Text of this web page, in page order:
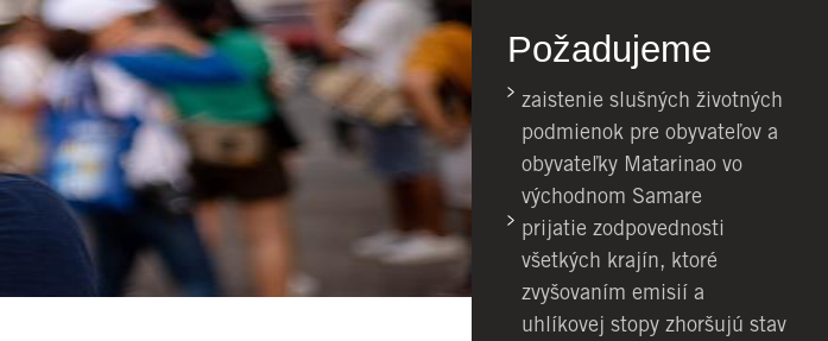
Požadujeme
zaistenie slušných životných
podmienok pre obyvateľov a
obyvateľky Matarinao vo
východnom Samare
prijatie zodpovednosti
všetkých krajín, ktoré
zvyšovaním emisií a
uhlíkovej stopy zhoršujú stav